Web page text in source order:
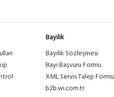
Bayilik
Bayilik Sözleşmesi
Bayi Başvuru Formu
XML Servis Talep Formu
b2b.wi.com.tr